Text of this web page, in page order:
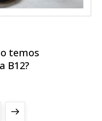
temos
B12?
Next